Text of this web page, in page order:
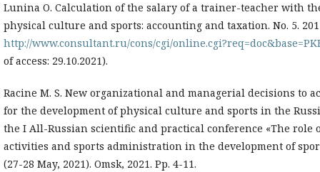
Lunina O. Calculation of the salary of a trainer-teacher with
physical culture and sports: accounting and taxation. No. 5.
http://www.consultant.ru/cons/cgi/
of access: 29.10.2021).
Racine M. S. New organizational and managerial decisions to
for the development of physical culture and sports in the
the I All-Russian scientific and practical conference «The role
activities and sports administration in the development of
(27-28 May, 2021). Omsk, 2021. Pp. 4-11.